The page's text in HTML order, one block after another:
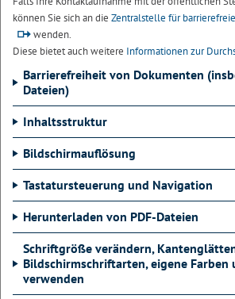
können Sie sich an die Zentralstelle für
wenden.
Diese bietet auch weitere Informationen zur
Barrierefreiheit von Dokumenten
Dateien)
Inhaltsstruktur
Bildschirmauflösung
Tastatursteuerung und Navigation
Herunterladen von PDF-Dateien
Schriftgröße verändern,
Bildschirmschriftarten, eigene Farben
verwenden